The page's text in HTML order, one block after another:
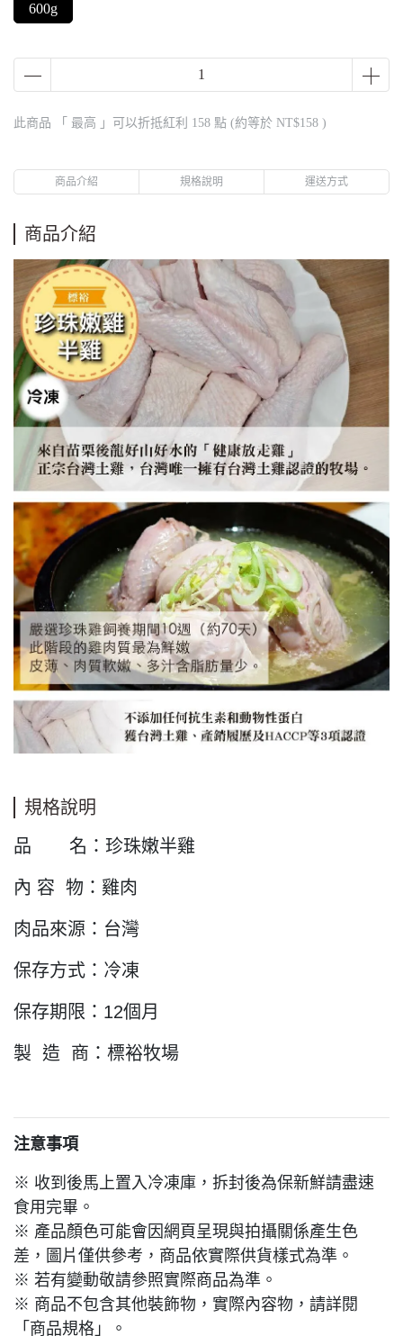
600g
此商品 「 最高 」可以折抵紅利 158 點 (約等於 NT$158 )
商品介紹 規格說明 運送方式
商品介紹
規格說明
品 名： 珍珠嫩半雞
內 容 物：雞肉
肉品來源：台灣
保存方式：冷凍
保存期限：12個月
製 造 商：標裕牧場
注意事項
※ 收到後馬上置入冷凍庫，拆封後為保新鮮請盡速
食用完畢。
※ 產品顏色可能會因網頁呈現與拍攝關係產生色
差，圖片僅供參考，商品依實際供貨樣式為準。
※ 若有變動敬請參照實際商品為準。
※ 商品不包含其他裝飾物，實際內容物，請詳閱
「商品規格」。